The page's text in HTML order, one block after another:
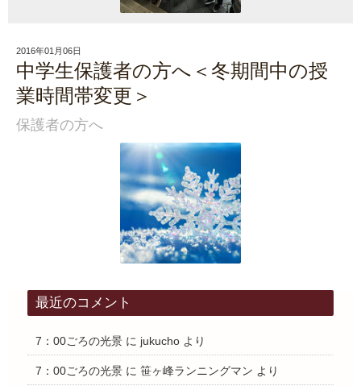
2016年01月06日
中学生保護者の方へ＜冬期間中の授
業時間帯変更＞
保護者の方へ
最近のコメント
7：00ごろの光景に jukuchoより
7：00ごろの光景に 笹ヶ峰ランニングマン より